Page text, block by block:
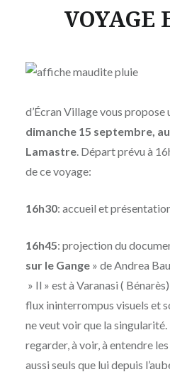
VOYAGE
d’Écran Village vous propose
dimanche 15 septembre,
Lamastre. Départ prévu à
de ce voyage:
16h30: accueil et
16h45: projection du
sur le Gange» de Andrea
» Il » est à Varanasi (
flux ininterrompus visuels et
ne veut voir que la singularité.
regarder, à voir, à entendre
aussi seuls que lui depuis